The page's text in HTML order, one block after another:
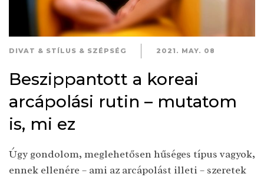
DIVAT & STÍLUS & SZÉPSÉG 2021. MAY. 08
Beszippantott a koreai
arcápolási rutin – mutatom
is, mi ez
Úgy gondolom, meglehetősen hűséges típus vagyok,
ennek ellenére – ami az arcápolást illeti – szeretek